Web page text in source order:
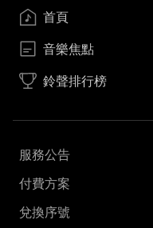
首頁
音樂焦點
鈴聲排行榜
服務公告
付費方案
兌換序號